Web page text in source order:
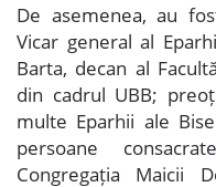
De asemenea, au
Vicar general al
Barta, decan al
din cadrul UBB;
multe Eparhii ale
persoane
Congregația Maicii